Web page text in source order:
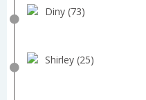
Diny (73)
Shirley (25)